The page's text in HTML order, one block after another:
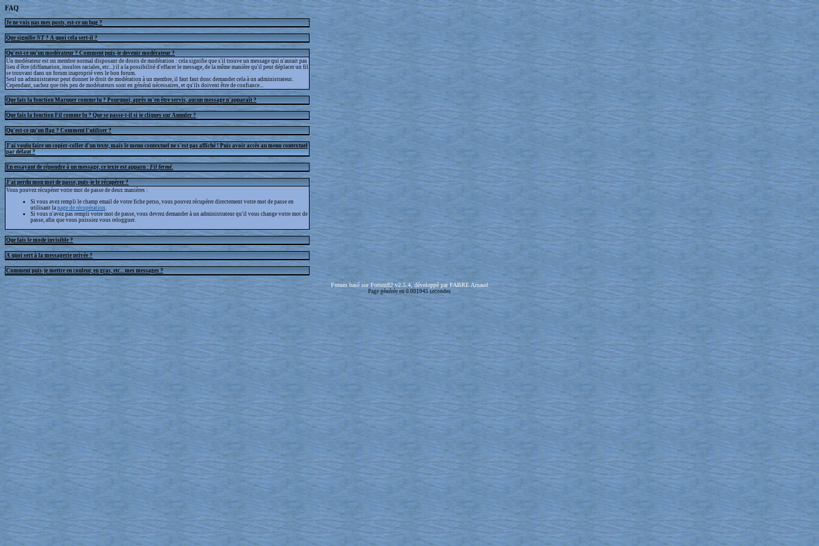
FAQ
Je ne vois pas mes posts, est-ce un bug ?
Que signifie NT ? A quoi cela sert-il ?
Qu'est-ce qu'un modérateur ? Comment puis-je devenir modérateur ?
Un modérateur est un membre normal disposant de droits de modération : cela signifie que s'il trouve un message qui n'aurait pas
lieu d'être (diffamation, insultes raciales, etc...) il a la possibilité d'effacer le message, de la même manière qu'il peut déplacer un fil
se trouvant dans un forum inaproprié vers le bon forum.
Seul un administrateur peut donner le droit de modération à un membre, il faut faut donc demander cela à un administrateur.
Cependant, sachez que très peu de modérateurs sont en général nécessaires, et qu'ils doivent être de confiance...
Que fais la fonction Marquer comme lu ? Pourquoi, après m'en être servis, aucun message n'apparaît ?
Que fais la fonction Fil comme lu ? Que se passe-t-il si je cliques sur Annuler ?
Qu'est-ce qu'un flag ? Comment l'utiliser ?
J'ai voulu faire un copier-coller d'un texte, mais le menu contextuel ne s'est pas affiché ! Puis avoir accès au menu contextuel
par défaut ?
En essayant de répondre à un message, ce texte est apparu : Fil fermé
J'ai perdu mon mot de passe, puis-je le récupérer ?
Vous pouvez récupérer votre mot de passe de deux manières :
Si vous avez rempli le champ email de votre fiche perso, vous pouvez récupérer directement votre mot de passe en
utilisant la page de récupération
Si vous n'avez pas rempli votre mot de passe, vous devrez demander à un administrateur qu'il vous change votre mot de
passe, afin que vous puissiez vous relogguer.
Que fais le mode invisible ?
A quoi sert à la messagerie privée ?
Comment puis-je mettre en couleur, en gras, etc... mes messages ?
Forum basé sur Forum82 v2.5.4, développé par FABRE Arnaud
Page générée en 0.001945 secondes